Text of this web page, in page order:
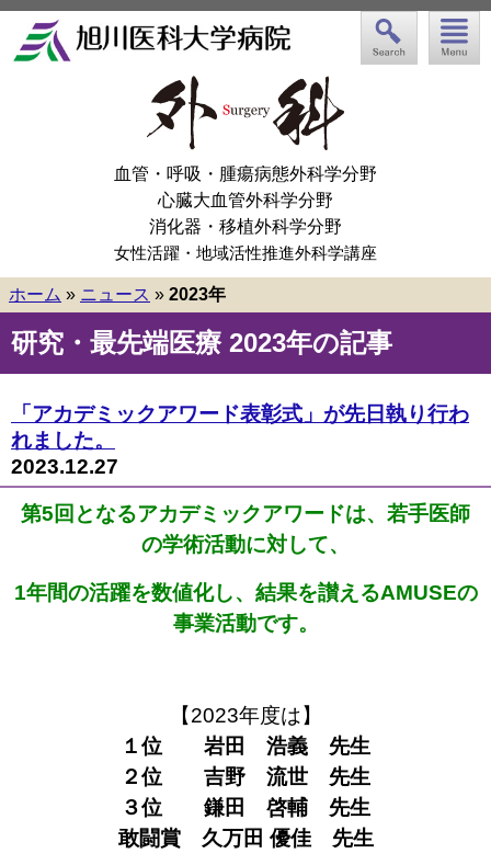
血管・呼吸・腫瘍病態外科学分野
心臓大血管外科学分野
消化器・移植外科学分野
女性活躍・地域活性推進外科学講座
ホーム » ニュース » 2023年
研究・最先端医療 2023年の記事
「アカデミックアワード表彰式」が先日執り行わ
れました。
2023.12.27
第5回となるアカデミックアワードは、若手医師
の学術活動に対して、
1年間の活躍を数値化し、 結果を讃えるAMUSEの
事業活動です。
【2023年度は】
１位 岩田 浩義 先生
２位 吉野 流世 先生
３位 鎌田 啓輔 先生
敢闘賞 久万田 優佳 先生